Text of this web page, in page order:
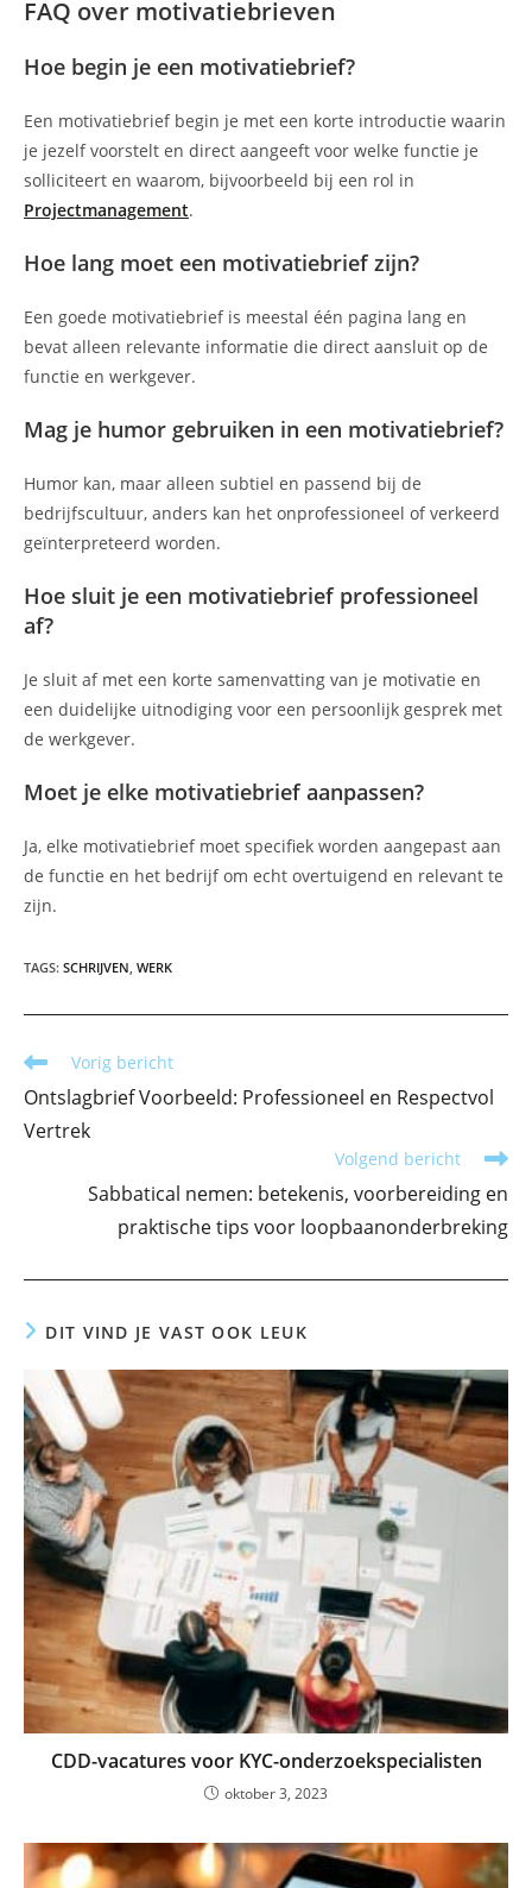
FAQ over motivatiebrieven
Hoe begin je een motivatiebrief?
Een motivatiebrief begin je met een korte introductie waarin
je jezelf voorstelt en direct aangeeft voor welke functie je
solliciteert en waarom, bijvoorbeeld bij een rol in
Projectmanagement.
Hoe lang moet een motivatiebrief zijn?
Een goede motivatiebrief is meestal één pagina lang en
bevat alleen relevante informatie die direct aansluit op de
functie en werkgever.
Mag je humor gebruiken in een motivatiebrief?
Humor kan, maar alleen subtiel en passend bij de
bedrijfscultuur, anders kan het onprofessioneel of verkeerd
geïnterpreteerd worden.
Hoe sluit je een motivatiebrief professioneel
af?
Je sluit af met een korte samenvatting van je motivatie en
een duidelijke uitnodiging voor een persoonlijk gesprek met
de werkgever.
Moet je elke motivatiebrief aanpassen?
Ja, elke motivatiebrief moet specifiek worden aangepast aan
de functie en het bedrijf om echt overtuigend en relevant te
zijn.
TAGS: SCHRIJVEN WERK
Lees
artikelen
Vorig bericht
Ontslagbrief Voorbeeld: Professioneel en Respectvol
Vertrek
Volgend bericht
Sabbatical nemen: betekenis, voorbereiding en
praktische tips voor loopbaanonderbreking
DIT VIND JE VAST OOK LEUK
CDD-vacatures voor KYC-onderzoekspecialisten
oktober 3, 2023